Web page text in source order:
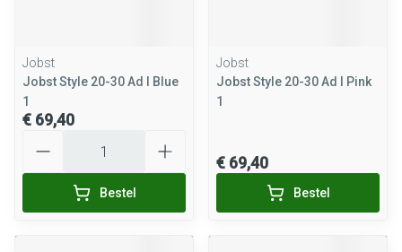
Jobst
Jobst Style 20-30 Ad l Blue
1
€ 69,40
Bestel
Jobst
Jobst Style 20-30 Ad l Pink
1
€ 69,40
Bestel